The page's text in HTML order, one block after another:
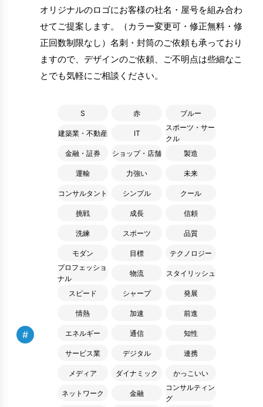
オリジナルのロゴにお客様の社名・屋号を組み合わ
せてご提案します。（カラー変更可・修正無料・修
正回数制限なし）名刺・封筒のご依頼も承っており
ますので、デザインのご依頼、ご不明点は些細なこ
とでも気軽にご相談ください。
#
S 赤 ブルー
建築業・不動産 IT
スポーツ・サー
クル
金融・証券
ショップ・店舗 製造
運輸 力強い 未来
コンサルタント シンプル クール
挑戦 成長 信頼
洗練 スポーツ 品質
モダン 目標
テクノロジー
プロフェッショ
ナル
物流 スタイリッシュ
スピード シャープ 発展
情熱 加速 前進
エネルギー 通信 知性
サービス業 デジタル 連携
メディア ダイナミック かっこいい
ネットワーク 金融
コンサルティン
グ